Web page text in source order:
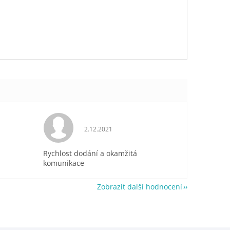
je 5 z 5 hvězdiček. Hodnocení obchodu je 5 z 5 hvězdiček.
2.12.2021
Rychlost dodání a okamžitá
komunikace
Zobrazit další hodnocení